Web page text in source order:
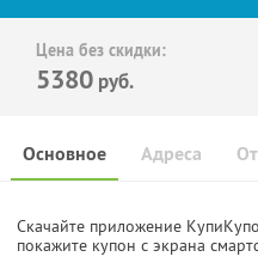
Цена без скидки:
5380 руб.
Основное Адреса
Скачайте приложение
покажите купон с экрана